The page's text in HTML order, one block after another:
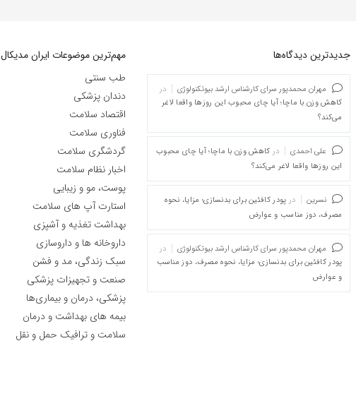
جدیدترین دیدگاه‌‌ها
مهران محمدپور سرای کارشناس ارشد بیوتکنولوژی
در
کاهش وزن با ماچا؛ آیا چای محبوب این روزها واقعا لاغر
می‌کند؟
علی احمدی در کاهش وزن با ماچا؛ آیا چای محبوب
این روزها واقعا لاغر می‌کند؟
نسرین در پودر کافئین برای بدنسازی؛ مزایا، نحوه
مصرف، دوز مناسب و عوارض
مهران محمدپور سرای کارشناس ارشد بیوتکنولوژی
در
پودر کافئین برای بدنسازی؛ مزایا، نحوه مصرف، دوز مناسب
و عوارض
مهم‌ترین موضوعات ایران مدیکال
طب سنتی
دندان پزشکی
اقتصاد سلامت
فناوری سلامت
گردشگری سلامت
اخبار نظام سلامت
پوست، مو و زیبایی
استارت آپ های سلامت
بهداشت تغذیه و آشپزی
داروخانه ها و داروسازی
سبک زندگی، مد و فشن
صنعت و تجهیزات پزشکی
پزشکی، درمان و بیماری‌ها
بیمه های بهداشت و درمان
سلامت و ترافیک حمل و نقل